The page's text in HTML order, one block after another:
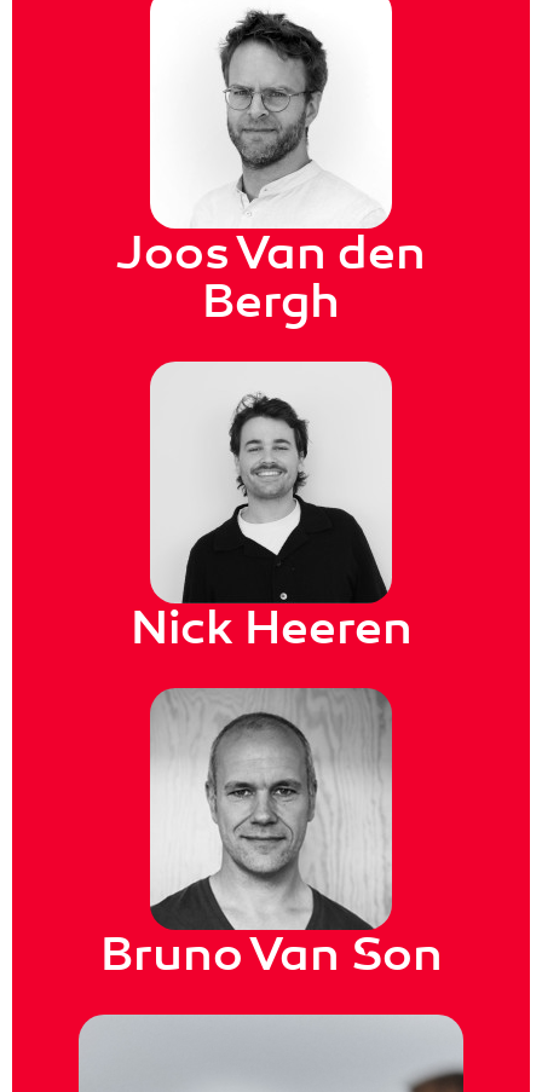
Joos Van den
Bergh
Nick Heeren
Bruno Van Son